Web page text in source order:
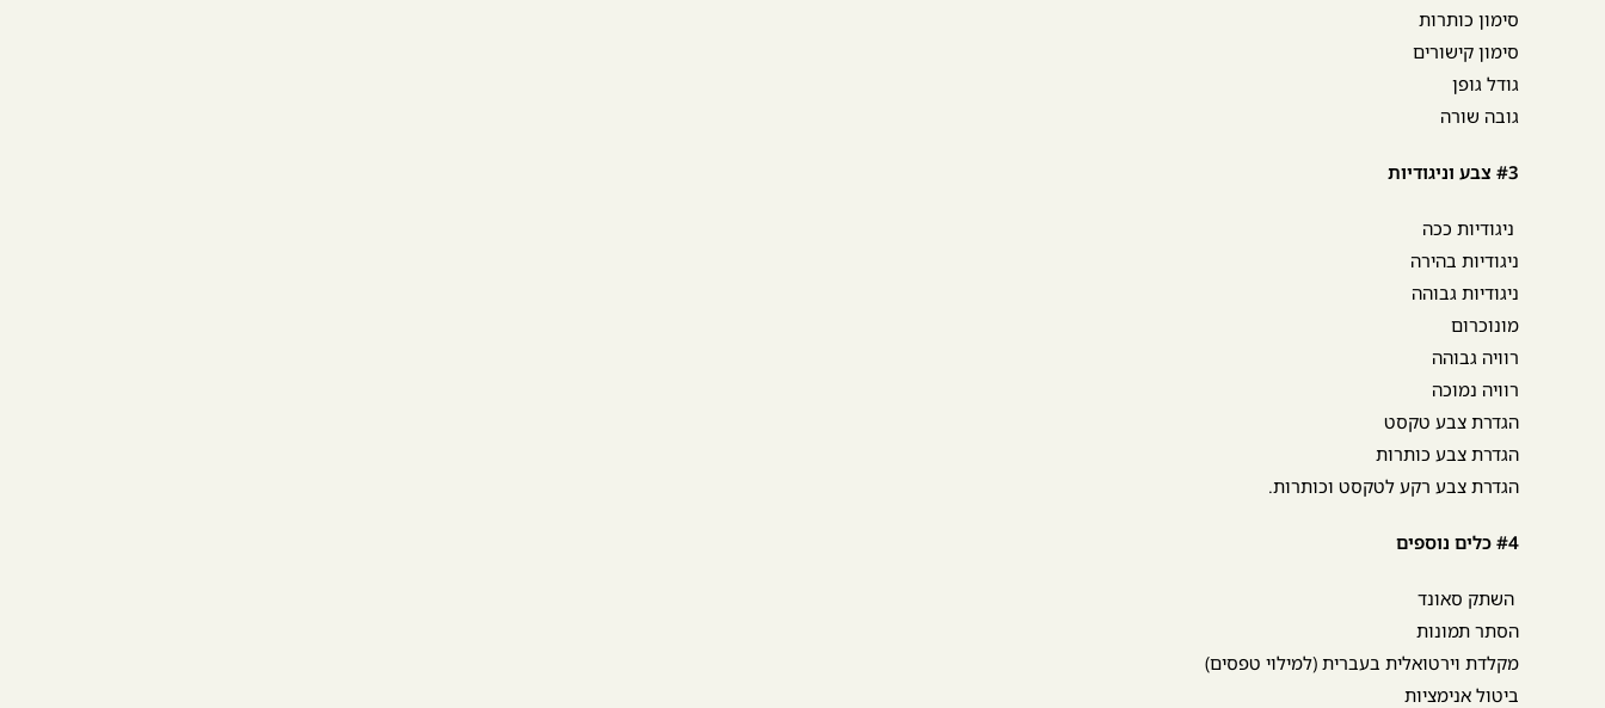
סימון כותרות
סימון קישורים
גודל גופן
גובה שורה
#3 צבע וניגודיות
ניגודיות ככה
ניגודיות בהירה
ניגודיות גבוהה
מונוכרום
רוויה גבוהה
רוויה נמוכה
הגדרת צבע טקסט
הגדרת צבע כותרות
הגדרת צבע רקע לטקסט וכותרות.
#4 כלים נוספים
השתק סאונד
הסתר תמונות
מקלדת וירטואלית בעברית (למילוי טפסים)
ביטול אנימציות